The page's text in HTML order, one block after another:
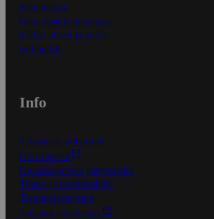
Näin maksat
Näin tilaat ja muokkaat
Kaikki ohjeet ja vinkit
In English
Info
S-Business yrityksille
Oiva-raportit
Osuuskauppojen yhteystiedot
Tilaus- ja toimitusehdot
Tietosuojakäytäntö
Palvelun käyttöehdot